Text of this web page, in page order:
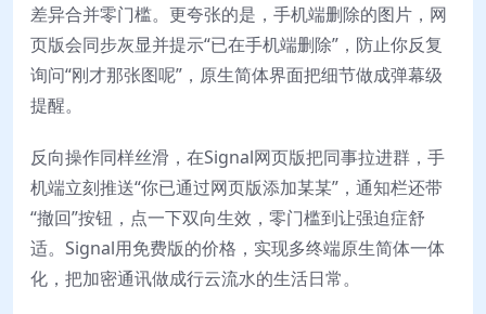
差异合并零门槛。更夸张的是，手机端删除的图片，网
页版会同步灰显并提示“已在手机端删除”，防止你反复
询问“刚才那张图呢”，原生简体界面把细节做成弹幕级
提醒。
反向操作同样丝滑，在Signal网页版把同事拉进群，手
机端立刻推送“你已通过网页版添加某某”，通知栏还带
“撤回”按钮，点一下双向生效，零门槛到让强迫症舒
适。Signal用免费版的价格，实现多终端原生简体一体
化，把加密通讯做成行云流水的生活日常。